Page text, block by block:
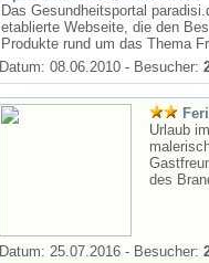
Das Gesundheitsportal
etablierte Webseite, die den
Produkte rund um das Thema
Datum: 08.06.2010 - Besucher:
Urlaub
des
Datum: 25.07.2016 - Besucher: